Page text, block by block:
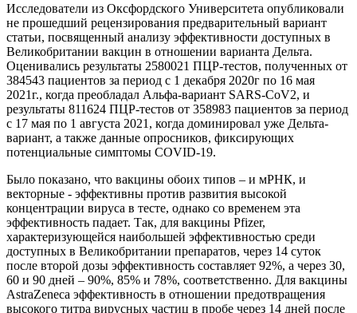
Исследователи из Оксфордского Университета опубликовали
не прошедший рецензирования предварительный вариант
статьи, посвященный анализу эффективности доступных в
Великобритании вакцин в отношении варианта Дельта.
Оценивались результаты 2580021 ПЦР-тестов, полученных от
384543 пациентов за период с 1 декабря 2020г по 16 мая
2021г., когда преобладал Альфа-вариант SARS-CoV2, и
результаты 811624 ПЦР-тестов от 358983 пациентов за период
с 17 мая по 1 августа 2021, когда доминировал уже Дельта-
вариант, а также данные опросников, фиксирующих
потенциальные симптомы COVID-19.
Было показано, что вакцины обоих типов – и мРНК, и
векторные - эффективны против развития высокой
концентрации вируса в тесте, однако со временем эта
эффективность падает. Так, для вакцины Pfizer,
характеризующейся наибольшей эффективностью среди
доступных в Великобритании препаратов, через 14 суток
после второй дозы эффективность составляет 92%, а через 30,
60 и 90 дней – 90%, 85% и 78%, соответственно. Для вакцины
AstraZeneca эффективность в отношении предотвращения
высокого титра вирусных частиц в пробе через 14 дней после